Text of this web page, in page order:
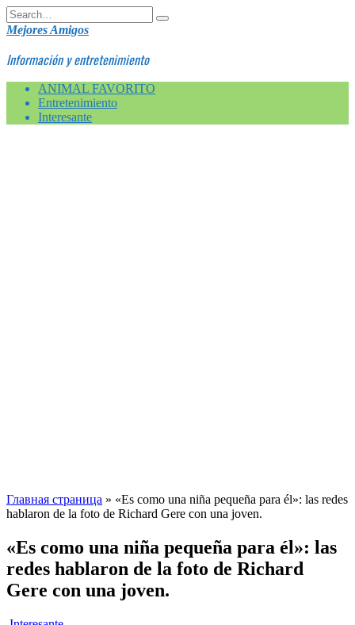
Skip
to
content
Search
for:
Mejores Amigos
Información y entretenimiento
ANIMAL FAVORITO
Entretenimiento
Interesante
Главная страница » «Es como una niña pequeña para él»: las redes
hablaron de la foto de Richard Gere con una joven.
«Es como una niña pequeña para él»: las
redes hablaron de la foto de Richard
Gere con una joven.